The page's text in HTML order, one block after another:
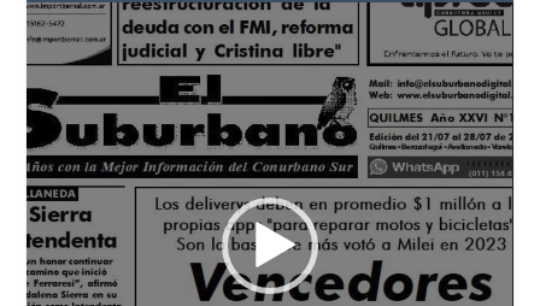
Reproductor
de
vídeo